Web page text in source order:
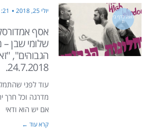
מוצג בדף בי
ת
יולי 25, 2018 PM
אסף
שלומי שבן –
הגבוהים",
24.7.2018.
עוד לפני
מדרגה וכל חרך
אם יש הוא ודאי
קרא עוד ←